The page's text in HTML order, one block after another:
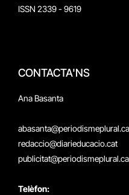
ISSN 2339 - 9619
CONTACTA'NS
Ana Basanta
redaccio@diarieducacio.cat
Telèfon: